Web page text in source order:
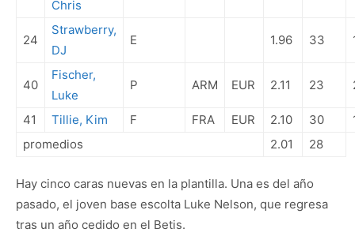
Chris
24
Strawberry,
DJ
E 1.96 33
40
Fischer,
Luke
P ARM EUR 2.11 23
41 Tillie, Kim F FRA EUR 2.10 30
promedios
2.01 28
Hay cinco caras nuevas en la plantilla. Una es del año
pasado, el joven base escolta Luke Nelson, que regresa
tras un año cedido en el Betis.